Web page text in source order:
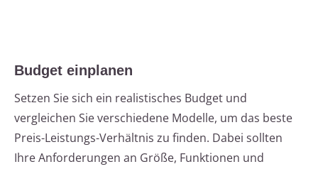
Budget einplanen
Setzen Sie sich ein realistisches Budget und
vergleichen Sie verschiedene Modelle, um das beste
Preis-Leistungs-Verhältnis zu finden. Dabei sollten
Ihre Anforderungen an Größe, Funktionen und